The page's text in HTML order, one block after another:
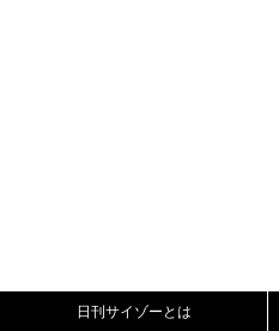
日刊サイゾーとは